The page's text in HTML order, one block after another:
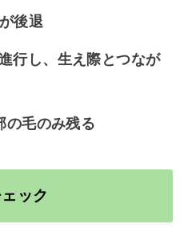
後退
行し、生え際とつなが
の毛のみ残る
ック